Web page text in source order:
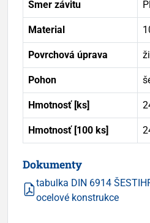
Smer závitu
Material
Povrchová úprava
Pohon
Hmotnosť [ks]
Hmotnosť [100 ks]
Dokumenty
tabulka DIN 6914
ocelové konstrukce